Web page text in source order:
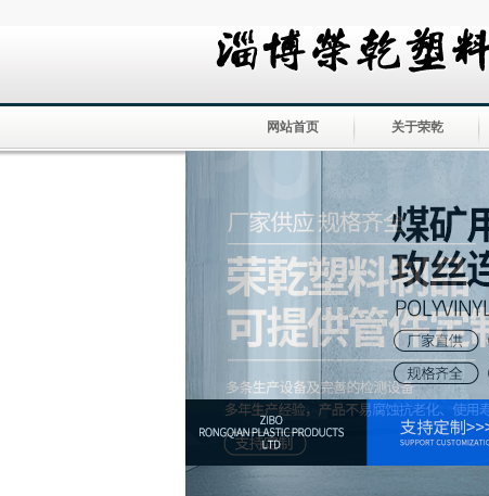
网站首页 关于荣乾